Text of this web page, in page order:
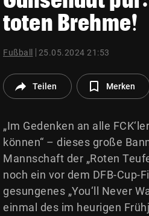
© Krone Multimedia GmbH & Co
Muthgasse 2, 1190 Wien
toten Brehme!
Fußball 25.05.2024 21:53
Teilen Merken
„Im Gedenken an alle
können“ – dieses große
Mannschaft der „Roten
noch ein vor dem DFB-Cup-
gesungenes „You‘ll Never
einmal des im heurigen